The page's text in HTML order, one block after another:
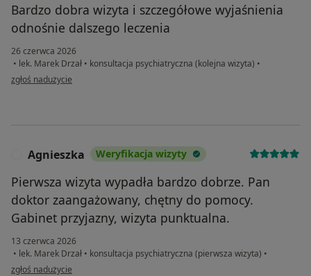
Bardzo dobra wizyta i szczegółowe wyjaśnienia
odnośnie dalszego leczenia
26 czerwca 2026
• lek. Marek Drzał • konsultacja psychiatryczna (kolejna wizyta) •
w opinii użytkownika Hm
zgłoś nadużycie
Agnieszka Weryfikacja wizyty
Pierwsza wizyta wypadła bardzo dobrze. Pan
doktor zaangażowany, chętny do pomocy.
Gabinet przyjazny, wizyta punktualna.
13 czerwca 2026
• lek. Marek Drzał • konsultacja psychiatryczna (pierwsza wizyta) •
w opinii użytkownika Agnieszka
zgłoś nadużycie